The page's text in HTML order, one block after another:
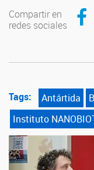
Compartir en
redes sociales
Tags: Antártida
Instituto